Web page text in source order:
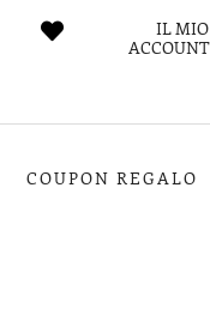
IL MIO
ACCOUNT
COUPON REGALO